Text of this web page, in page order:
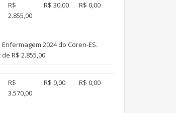
R$
2.855,00
R$ 30,00 R$ 0,00
2024 do Coren-ES.
R$ 2.855,00.
R$
3.570,00
R$ 0,00 R$ 0,00